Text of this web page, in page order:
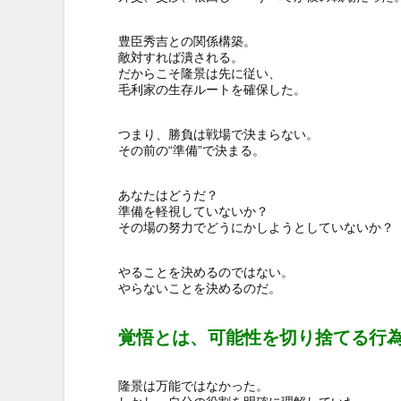
豊臣秀吉との関係構築。
敵対すれば潰される。
だからこそ隆景は先に従い、
毛利家の生存ルートを確保した。
つまり、勝負は戦場で決まらない。
その前の“準備”で決まる。
あなたはどうだ？
準備を軽視していないか？
その場の努力でどうにかしようとしていないか？
やることを決めるのではない。
やらないことを決めるのだ。
覚悟とは、可能性を切り捨てる行
隆景は万能ではなかった。